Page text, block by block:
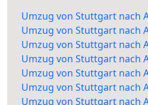
Umzug von Stuttgart nach
Umzug von Stuttgart nach
Umzug von Stuttgart nach
Umzug von Stuttgart nach
Umzug von Stuttgart nach
Umzug von Stuttgart nach
Umzug von Stuttgart nach